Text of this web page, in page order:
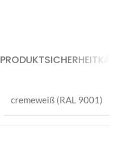
PRODUKTSICHERHEIT
cremeweiß (RAL 9001)